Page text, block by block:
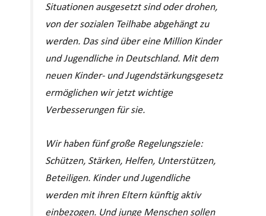
Situationen ausgesetzt sind oder drohen,
von der sozialen Teilhabe abgehängt zu
werden. Das sind über eine Million Kinder
und Jugendliche in Deutschland. Mit dem
neuen Kinder- und Jugendstärkungsgesetz
ermöglichen wir jetzt wichtige
Verbesserungen für sie.
Wir haben fünf große Regelungsziele:
Schützen, Stärken, Helfen, Unterstützen,
Beteiligen. Kinder und Jugendliche
werden mit ihren Eltern künftig aktiv
einbezogen. Und junge Menschen sollen